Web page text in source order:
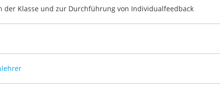
der Klasse und zur Durchführung von Individualfeedback